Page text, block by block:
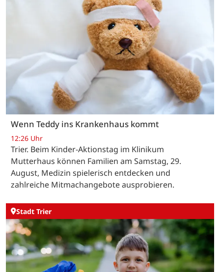
Wenn Teddy ins Krankenhaus kommt
12:26 Uhr
Trier. Beim Kinder-Aktionstag im Klinikum
Mutterhaus können Familien am Samstag, 29.
August, Medizin spielerisch entdecken und
zahlreiche Mitmachangebote ausprobieren.
Stadt Trier